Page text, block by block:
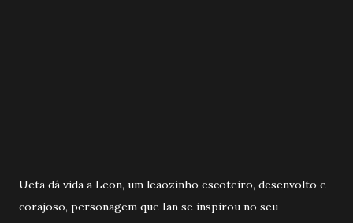
Ueta dá vida a Leon, um leãozinho escoteiro, desenvolto e
corajoso, personagem que Ian se inspirou no seu